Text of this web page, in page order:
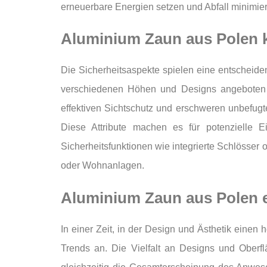
erneuerbare Energien setzen und Abfall
Aluminium Zaun aus Polen
Die Sicherheitsaspekte spielen eine
verschiedenen Höhen und Designs
effektiven Sichtschutz und erschweren
Diese Attribute machen es für potenzielle
Sicherheitsfunktionen wie integrierte Schlösser
oder Wohnanlagen.
Aluminium Zaun aus
In einer Zeit, in der Design und Ästhetik einen
Trends an. Die Vielfalt an Designs und